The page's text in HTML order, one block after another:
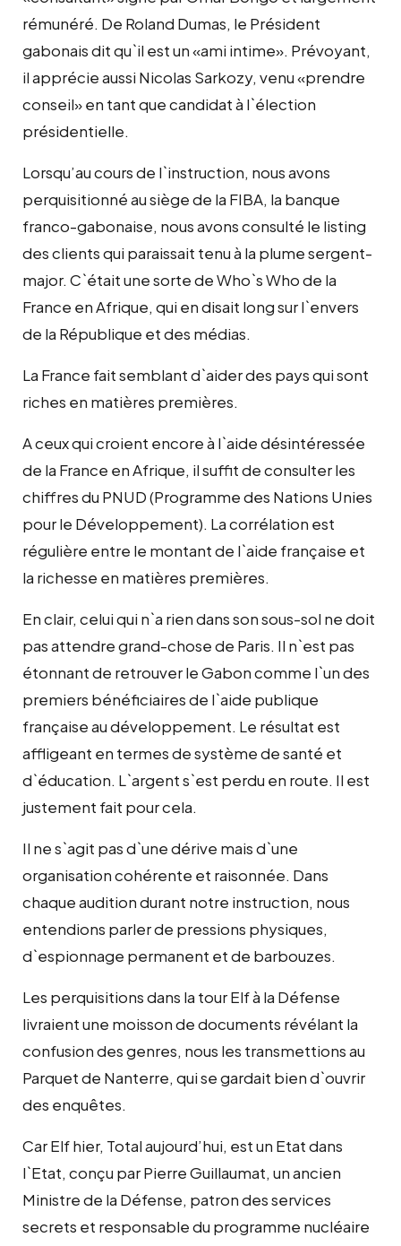
rémunéré. De Roland Dumas, le Président
gabonais dit qu`il est un «ami intime». Prévoyant,
il apprécie aussi Nicolas Sarkozy, venu «prendre
conseil» en tant que candidat à l`élection
présidentielle.
Lorsqu’au cours de l`instruction, nous avons
perquisitionné au siège de la FIBA, la banque
franco-gabonaise, nous avons consulté le listing
des clients qui paraissait tenu à la plume sergent-
major. C`était une sorte de Who`s Who de la
France en Afrique, qui en disait long sur l`envers
de la République et des médias.
La France fait semblant d`aider des pays qui sont
riches en matières premières.
A ceux qui croient encore à l`aide désintéressée
de la France en Afrique, il suffit de consulter les
chiffres du PNUD (Programme des Nations Unies
pour le Développement). La corrélation est
régulière entre le montant de l`aide française et
la richesse en matières premières.
En clair, celui qui n`a rien dans son sous-sol ne doit
pas attendre grand-chose de Paris. Il n`est pas
étonnant de retrouver le Gabon comme l`un des
premiers bénéficiaires de l`aide publique
française au développement. Le résultat est
affligeant en termes de système de santé et
d`éducation. L`argent s`est perdu en route. Il est
justement fait pour cela.
Il ne s`agit pas d`une dérive mais d`une
organisation cohérente et raisonnée. Dans
chaque audition durant notre instruction, nous
entendions parler de pressions physiques,
d`espionnage permanent et de barbouzes.
Les perquisitions dans la tour Elf à la Défense
livraient une moisson de documents révélant la
confusion des genres, nous les transmettions au
Parquet de Nanterre, qui se gardait bien d`ouvrir
des enquêtes.
Car Elf hier, Total aujourd’hui, est un Etat dans
l`Etat, conçu par Pierre Guillaumat, un ancien
Ministre de la Défense, patron des services
secrets et responsable du programme nucléaire